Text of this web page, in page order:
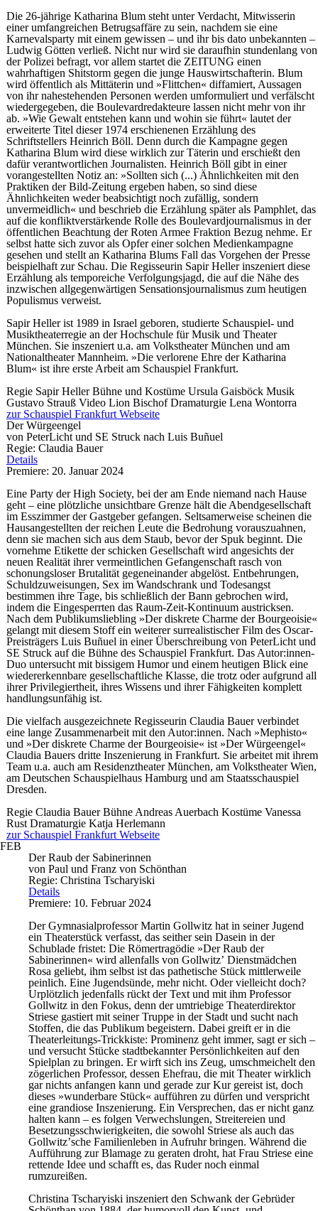
Die 26-jährige Katharina Blum steht unter Verdacht, Mitwisserin
einer umfangreichen Betrugsaffäre zu sein, nachdem sie eine
Karnevalsparty mit einem gewissen – und ihr bis dato unbekannten –
Ludwig Götten verließ. Nicht nur wird sie daraufhin stundenlang von
der Polizei befragt, vor allem startet die ZEITUNG einen
wahrhaftigen Shitstorm gegen die junge Hauswirtschafterin. Blum
wird öffentlich als Mittäterin und »Flittchen« diffamiert, Aussagen
von ihr nahestehenden Personen werden umformuliert und verfälscht
wiedergegeben, die Boulevardredakteure lassen nicht mehr von ihr
ab. »Wie Gewalt entstehen kann und wohin sie führt« lautet der
erweiterte Titel dieser 1974 erschienenen Erzählung des
Schriftstellers Heinrich Böll. Denn durch die Kampagne gegen
Katharina Blum wird diese wirklich zur Täterin und erschießt den
dafür verantwortlichen Journalisten. Heinrich Böll gibt in einer
vorangestellten Notiz an: »Sollten sich (...) Ähnlichkeiten mit den
Praktiken der Bild-Zeitung ergeben haben, so sind diese
Ähnlichkeiten weder beabsichtigt noch zufällig, sondern
unvermeidlich« und beschrieb die Erzählung später als Pamphlet, das
auf die konfliktverstärkende Rolle des Boulevardjournalismus in der
öffentlichen Beachtung der Roten Armee Fraktion Bezug nehme. Er
selbst hatte sich zuvor als Opfer einer solchen Medienkampagne
gesehen und stellt an Katharina Blums Fall das Vorgehen der Presse
beispielhaft zur Schau. Die Regisseurin Sapir Heller inszeniert diese
Erzählung als temporeiche Verfolgungsjagd, die auf die Nähe des
inzwischen allgegenwärtigen Sensationsjournalismus zum heutigen
Populismus verweist.
Sapir Heller ist 1989 in Israel geboren, studierte Schauspiel- und
Musiktheaterregie an der Hochschule für Musik und Theater
München. Sie inszeniert u.a. am Volkstheater München und am
Nationaltheater Mannheim. »Die verlorene Ehre der Katharina
Blum« ist ihre erste Arbeit am Schauspiel Frankfurt.
Regie Sapir HellerBühne und KostümeUrsula GaisböckMusik
Gustavo Strauß VideoLion BischofDramaturgieLena Wontorra
zur Schauspiel Frankfurt Webseite
Der Würgeengel
von PeterLicht und SE Struck nach Luis Buñuel
Regie: Claudia Bauer
Details
Premiere: 20. Januar 2024
Eine Party der High Society, bei der am Ende niemand nach Hause
geht – eine plötzliche unsichtbare Grenze hält die Abendgesellschaft
im Esszimmer der Gastgeber gefangen. Seltsamerweise scheinen die
Hausangestellten der reichen Leute die Bedrohung vorauszuahnen,
denn sie machen sich aus dem Staub, bevor der Spuk beginnt. Die
vornehme Etikette der schicken Gesellschaft wird angesichts der
neuen Realität ihrer vermeintlichen Gefangenschaft rasch von
schonungsloser Brutalität gegeneinander abgelöst. Entbehrungen,
Schuldzuweisungen, Sex im Wandschrank und Todesangst
bestimmen ihre Tage, bis schließlich der Bann gebrochen wird,
indem die Eingesperrten das Raum-Zeit-Kontinuum austricksen.
Nach dem Publikumsliebling »Der diskrete Charme der Bourgeoisie«
gelangt mit diesem Stoff ein weiterer surrealistischer Film des Oscar-
Preisträgers Luis Buñuel in einer Überschreibung von PeterLicht und
SE Struck auf die Bühne des Schauspiel Frankfurt. Das Autor:innen-
Duo untersucht mit bissigem Humor und einem heutigen Blick eine
wiedererkennbare gesellschaftliche Klasse, die trotz oder aufgrund all
ihrer Privilegiertheit, ihres Wissens und ihrer Fähigkeiten komplett
handlungsunfähig ist.
Die vielfach ausgezeichnete Regisseurin Claudia Bauer verbindet
eine lange Zusammenarbeit mit den Autor:innen. Nach »Mephisto«
und »Der diskrete Charme der Bourgeoisie« ist »Der Würgeengel«
Claudia Bauers dritte Inszenierung in Frankfurt. Sie arbeitet mit ihrem
Team u.a. auch am Residenztheater München, am Volkstheater Wien,
am Deutschen Schauspielhaus Hamburg und am Staatsschauspiel
Dresden.
RegieClaudia BauerBühneAndreas Auerbach KostümeVanessa
Rust Dramaturgie Katja Herlemann
zur Schauspiel Frankfurt Webseite
FEB
Der Raub der Sabinerinnen
von Paul und Franz von Schönthan
Regie: Christina Tscharyiski
Details
Premiere: 10. Februar 2024
Der Gymnasialprofessor Martin Gollwitz hat in seiner Jugend
ein Theaterstück verfasst, das seither sein Dasein in der
Schublade fristet: Die Römertragödie »Der Raub der
Sabinerinnen« wird allenfalls von Gollwitzʼ Dienstmädchen
Rosa geliebt, ihm selbst ist das pathetische Stück mittlerweile
peinlich. Eine Jugendsünde, mehr nicht. Oder vielleicht doch?
Urplötzlich jedenfalls rückt der Text und mit ihm Professor
Gollwitz in den Fokus, denn der umtriebige Theaterdirektor
Striese gastiert mit seiner Truppe in der Stadt und sucht nach
Stoffen, die das Publikum begeistern. Dabei greift er in die
Theaterleitungs-Trickkiste: Prominenz geht immer, sagt er sich –
und versucht Stücke stadtbekannter Persönlichkeiten auf den
Spielplan zu bringen. Er wirft sich ins Zeug, umschmeichelt den
zögerlichen Professor, dessen Ehefrau, die mit Theater wirklich
gar nichts anfangen kann und gerade zur Kur gereist ist, doch
dieses »wunderbare Stück« aufführen zu dürfen und verspricht
eine grandiose Inszenierung. Ein Versprechen, das er nicht ganz
halten kann – es folgen Verwechslungen, Streitereien und
Besetzungsschwierigkeiten, die sowohl Striese als auch das
Gollwitzʼsche Familienleben in Aufruhr bringen. Während die
Aufführung zur Blamage zu geraten droht, hat Frau Striese eine
rettende Idee und schafft es, das Ruder noch einmal
rumzureißen.
Christina Tscharyiski inszeniert den Schwank der Gebrüder